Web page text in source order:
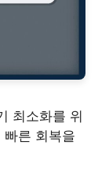
최소화를 위
빠른 회복을